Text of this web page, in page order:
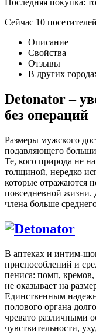
Последняя покупка:
Сейчас 10 посетителей
Описание
Свойства
Отзывы
В других
Detonator –
без операций
Размеры мужского
подавляющего
Те, кого природа не
толщиной, нередко
которые отражаются
повседневной жизни.
члена больше
В аптеках и интим-
приспособлений и
пениса: помп,
не оказывает на
Единственным
полового органа
чревато различными
чувствительности,